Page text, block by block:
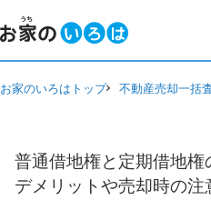
お家のいろはトップ 不動産売却一括
普通借地権と定期借地権
デメリットや売却時の注